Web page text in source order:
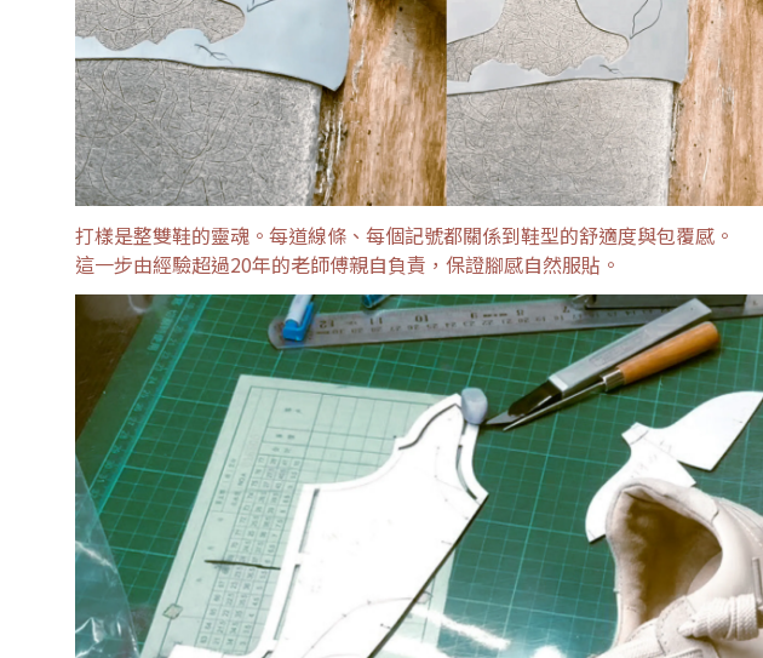
打樣是整雙鞋的靈魂。每道線條、每個記號都關係到鞋型的舒適度與包覆感。
這一步由經驗超過20年的老師傅親自負責，保證腳感自然服貼。